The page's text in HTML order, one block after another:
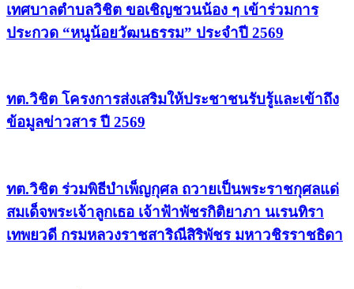
เทศบาลตำบลวิชิต ขอเชิญชวนน้อง ๆ เข้าร่วมการ
ประกวด “หนูน้อยวัฒนธรรม” ประจำปี 2569
ทต.วิชิต โครงการส่งเสริมให้ประชาชนรับรู้และเข้าถึง
ข้อมูลข่าวสาร ปี 2569
ทต.วิชิต ร่วมพิธีบำเพ็ญกุศล ถวายเป็นพระราชกุศลแด่
สมเด็จพระเจ้าลูกเธอ เจ้าฟ้าพัชรกิติยาภา นเรนทิรา
เทพยวดี กรมหลวงราชสาริณีสิริพัชร มหาวชิรราชธิดา